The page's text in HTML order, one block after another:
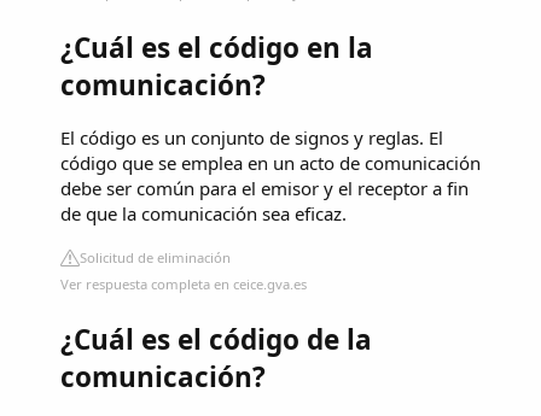
¿Cuál es el código en la
comunicación?
El código es un conjunto de signos y reglas. El
código que se emplea en un acto de comunicación
debe ser común para el emisor y el receptor a fin
de que la comunicación sea eficaz.
Solicitud de eliminación
Ver respuesta completa en ceice.gva.es
¿Cuál es el código de la
comunicación?